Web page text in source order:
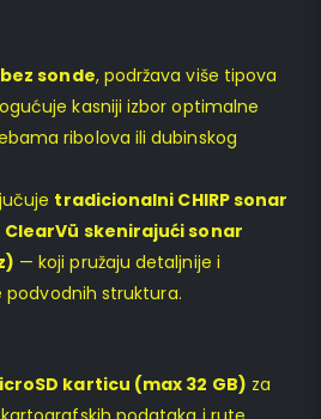
sonde, podržava više tipova
kasniji izbor optimalne
ribolova ili dubinskog
tradicionalni CHIRP sonar
ClearVü skenirajući sonar
— koji pružaju detaljnije i
podvodnih struktura.
karticu (max 32 GB) za